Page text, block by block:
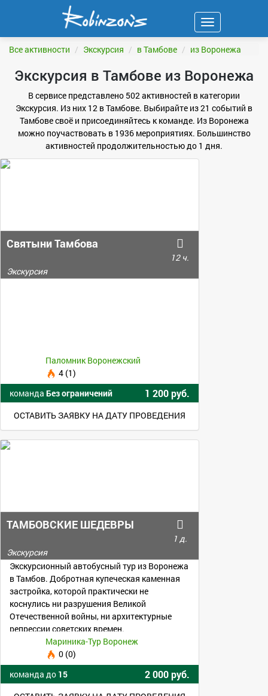
Навигация
Все активности Экскурсия в Тамбове из Воронежа
Экскурсия в Тамбове из Воронежа
В сервисе представлено 502 активностей в категории
Экскурсия. Из них 12 в Тамбове. Выбирайте из 21 событий в
Тамбове своё и присоединяйтесь к команде. Из Воронежа
можно поучаствовать в 1936 мероприятиях. Большинство
активностей продолжительностью до 1 дня.
Святыни Тамбова
12 ч.
Экскурсия
Паломник Воронежский
4 (1)
команда Без ограничений 1 200 руб.
ОСТАВИТЬ ЗАЯВКУ НА ДАТУ ПРОВЕДЕНИЯ
ТАМБОВСКИЕ ШЕДЕВРЫ
1 д.
Экскурсия
Экскурсионный автобусный тур из Воронежа
в Тамбов. Добротная купеческая каменная
застройка, которой практически не
коснулись ни разрушения Великой
Отечественной войны, ни архитектурные
репрессии советских времен.
Мариника-Тур Воронеж
0 (0)
команда до 15 2 000 руб.